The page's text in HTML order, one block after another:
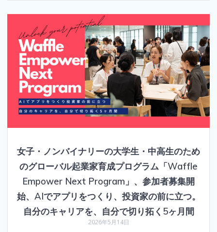
女子・ノンバイナリーの大学生・中高生のため
のグローバル起業家育成プログラム「Waffle
Empower Next Program」、参加者募集開
始、AIでアプリをつくり、投資家の前に立つ。
自分のキャリアを、自分で切り拓く5ヶ月間
2026年5月14日